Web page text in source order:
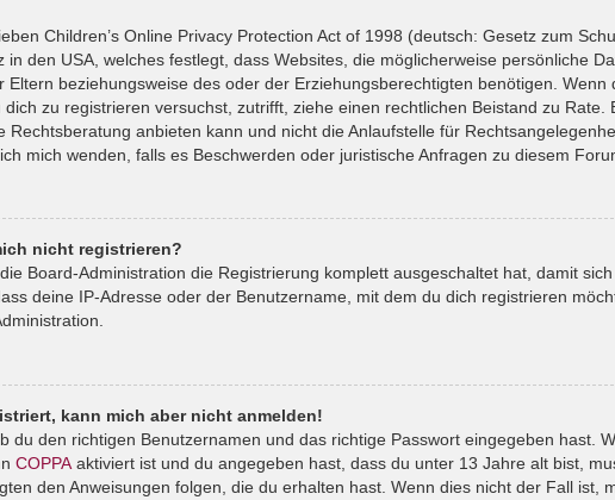
Children’s Online Privacy Protection Act of 1998 (deutsch: Gesetz zum
in den USA, welches festlegt, dass Websites, die möglicherweise persönliche
Eltern beziehungsweise des oder der Erziehungsberechtigten benötigen.
zu registrieren versuchst, zutrifft, ziehe einen rechtlichen Beistand zu
Rechtsberatung anbieten kann und nicht die Anlaufstelle für
mich wenden, falls es Beschwerden oder juristische Anfragen zu diesem
nicht registrieren?
Board-Administration die Registrierung komplett ausgeschaltet hat, damit
deine IP-Adresse oder der Benutzername, mit dem du dich registrieren
kann mich aber nicht anmelden!
du den richtigen Benutzernamen und das richtige Passwort eingegeben hast.
COPPA aktiviert ist und du angegeben hast, dass du unter 13 Jahre alt bist,
den Anweisungen folgen, die du erhalten hast. Wenn dies nicht der Fall ist,